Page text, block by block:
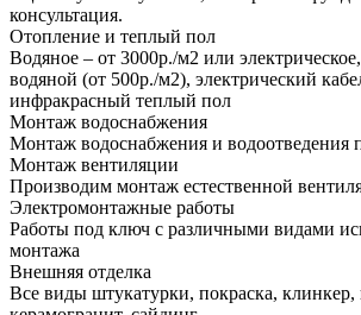
консультация.
Отопление и теплый пол
Водяное – от 3000р./м2 или
водяной (от 500р./м2), электрический
инфракрасный теплый пол
Монтаж водоснабжения
Монтаж водоснабжения и водоотведения
Монтаж вентиляции
Производим монтаж естественной
Электромонтажные работы
Работы под ключ с различными видами
монтажа
Внешняя отделка
Все виды штукатурки, покраска, клинкер,